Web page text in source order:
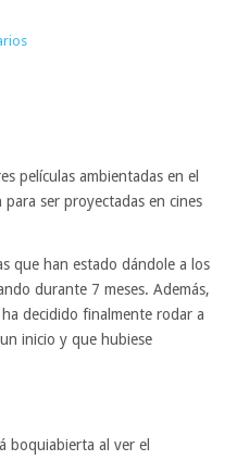
películas ambientadas en el
ser proyectadas en cines
que han estado dándole a los
durante 7 meses. Además,
decidido finalmente rodar a
inicio y que hubiese
boquiabierta al ver el